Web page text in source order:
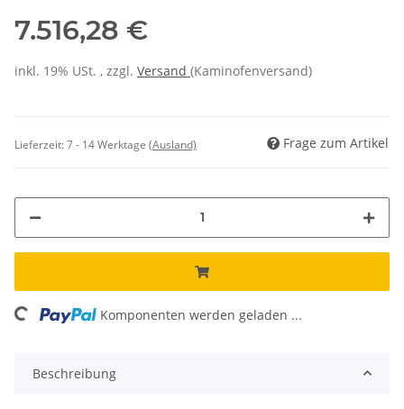
7.516,28 €
inkl. 19% USt. , zzgl. Versand (Kaminofenversand)
Lieferzeit:7 - 14 Werktage (Ausland) Frage zum Artikel
Komponenten werden geladen ...
Beschreibung